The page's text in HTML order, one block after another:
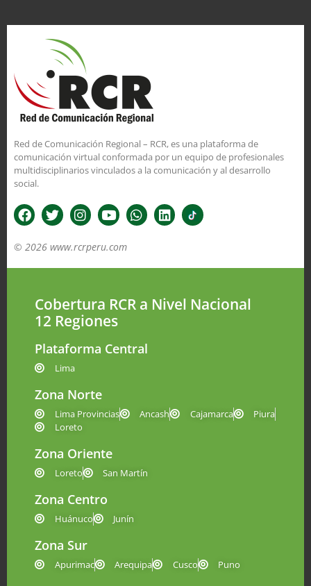
Red de Comunicación Regional – RCR, es una plataforma de
comunicación virtual conformada por un equipo de profesionales
multidisciplinarios vinculados a la comunicación y al desarrollo
social.
© 2026 www.rcrperu.com
Cobertura RCR a Nivel Nacional
12 Regiones
Plataforma Central
Lima
Zona Norte
Lima Provincias Ancash Cajamarca
Piura
Loreto
Zona Oriente
Loreto San Martín
Zona Centro
Huánuco Junín
Zona Sur
Apurimac Arequipa Cusco Puno